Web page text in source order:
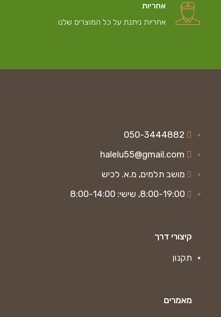
אחריות
אחריות ניתנת על כל המוצרים שלנו
050-3444882
halelu55@gmail.com
מושב תלמים, מ.א. לכיש
8:00-19:00, שישי: 8:00-14:00
קיצורי דרך
תקנון
מאמרים